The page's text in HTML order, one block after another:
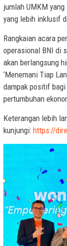
jumlah UMKM
yang lebih inklusif
Rangkaian acara
operasional BNI di
akan berlangsung
‘Menemani Tiap
dampak positif
pertumbuhan
Keterangan lebih
kunjungi: https://